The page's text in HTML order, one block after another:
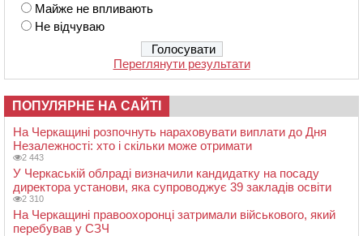
Майже не впливають
Не відчуваю
Переглянути результати
ПОПУЛЯРНЕ НА САЙТІ
На Черкащині розпочнуть нараховувати виплати до Дня
Незалежності: хто і скільки може отримати
2 443
У Черкаській облраді визначили кандидатку на посаду
директора установи, яка супроводжує 39 закладів освіти
2 310
На Черкащині правоохоронці затримали військового, який
перебував у СЗЧ